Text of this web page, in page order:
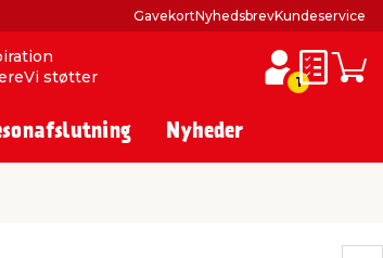
Vi støtter 1
GavekortNyhedsbrevKundeservice
Nyheder